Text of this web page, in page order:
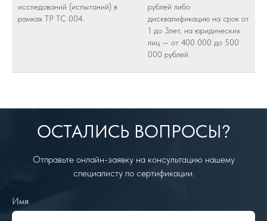
исследований (испытаний) в
рамках ТР ТС 004.
рублей либо
дисквалификацию на срок от
1 до 3лет, на юридических
лиц — от 400 000 до 500
000 рублей.
ОСТАЛИСЬ ВОПРОСЫ?
Отправьте онлайн-заявку на консультацию нашему
специалисту по сертификации.
Имя